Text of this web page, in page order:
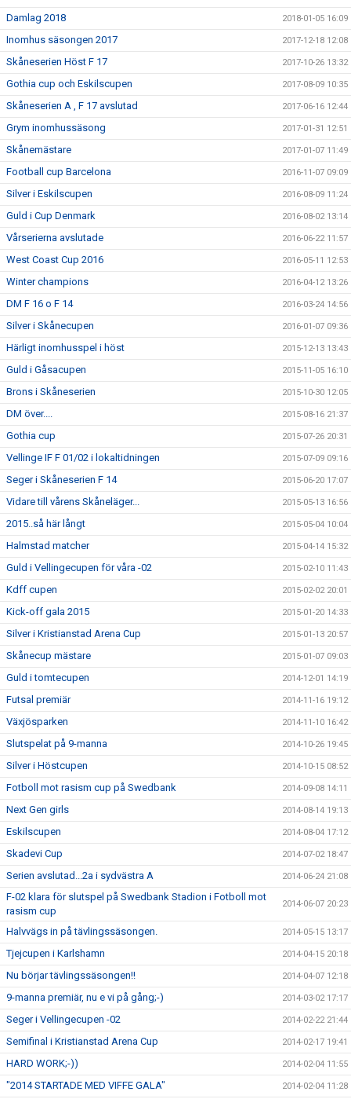
Damlag 2018 2018-01-05 16:09
Inomhus säsongen 2017 2017-12-18 12:08
Skåneserien Höst F 17 2017-10-26 13:32
Gothia cup och Eskilscupen 2017-08-09 10:35
Skåneserien A , F 17 avslutad 2017-06-16 12:44
Grym inomhussäsong 2017-01-31 12:51
Skånemästare 2017-01-07 11:49
Football cup Barcelona 2016-11-07 09:09
Silver i Eskilscupen 2016-08-09 11:24
Guld i Cup Denmark 2016-08-02 13:14
Vårserierna avslutade 2016-06-22 11:57
West Coast Cup 2016 2016-05-11 12:53
Winter champions 2016-04-12 13:26
DM F 16 o F 14 2016-03-24 14:56
Silver i Skånecupen 2016-01-07 09:36
Härligt inomhusspel i höst 2015-12-13 13:43
Guld i Gåsacupen 2015-11-05 16:10
Brons i Skåneserien 2015-10-30 12:05
DM över.... 2015-08-16 21:37
Gothia cup 2015-07-26 20:31
Vellinge IF F 01/02 i lokaltidningen 2015-07-09 09:16
Seger i Skåneserien F 14 2015-06-20 17:07
Vidare till vårens Skåneläger... 2015-05-13 16:56
2015..så här långt 2015-05-04 10:04
Halmstad matcher 2015-04-14 15:32
Guld i Vellingecupen för våra -02 2015-02-10 11:43
Kdff cupen 2015-02-02 20:01
Kick-off gala 2015 2015-01-20 14:33
Silver i Kristianstad Arena Cup 2015-01-13 20:57
Skånecup mästare 2015-01-07 09:03
Guld i tomtecupen 2014-12-01 14:19
Futsal premiär 2014-11-16 19:12
Växjösparken 2014-11-10 16:42
Slutspelat på 9-manna 2014-10-26 19:45
Silver i Höstcupen 2014-10-15 08:52
Fotboll mot rasism cup på Swedbank 2014-09-08 14:11
Next Gen girls 2014-08-14 19:13
Eskilscupen 2014-08-04 17:12
Skadevi Cup 2014-07-02 18:47
Serien avslutad...2a i sydvästra A 2014-06-24 21:08
F-02 klara för slutspel på Swedbank Stadion i Fotboll mot
rasism cup
2014-06-07 20:23
Halvvägs in på tävlingssäsongen. 2014-05-15 13:17
Tjejcupen i Karlshamn 2014-04-15 20:18
Nu börjar tävlingssäsongen!! 2014-04-07 12:18
9-manna premiär, nu e vi på gång;-) 2014-03-02 17:17
Seger i Vellingecupen -02 2014-02-22 21:44
Semifinal i Kristianstad Arena Cup 2014-02-17 19:41
HARD WORK;-)) 2014-02-04 11:55
"2014 STARTADE MED VIFFE GALA" 2014-02-04 11:28